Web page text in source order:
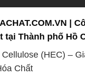
|
tại Thành phố Hồ
(HEC) –
Chất